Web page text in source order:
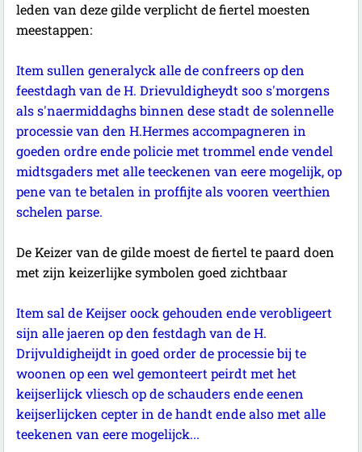
leden van deze gilde verplicht de fiertel moesten
meestappen:
Item sullen generalyck alle de confreers op den
feestdagh van de H. Drievuldigheydt soo s'morgens
als s'naermiddaghs binnen dese stadt de solennelle
processie van den H.Hermes accompagneren in
goeden ordre ende policie met trommel ende vendel
midtsgaders met alle teeckenen van eere mogelijk, op
pene van te betalen in proffijte als vooren veerthien
schelen parse.
De Keizer van de gilde moest de fiertel te paard doen
met zijn keizerlijke symbolen goed zichtbaar
Item sal de Keijser oock gehouden ende verobligeert
sijn alle jaeren op den festdagh van de H.
Drijvuldigheijdt in goed order de processie bij te
woonen op een wel gemonteert peirdt met het
keijserlijck vliesch op de schauders ende eenen
keijserlijcken cepter in de handt ende also met alle
teekenen van eere mogelijck...